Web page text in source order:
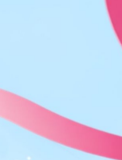
Sản phụ khoa